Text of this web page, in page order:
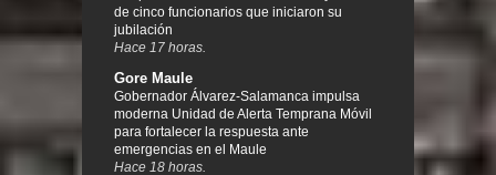
de cinco funcionarios que iniciaron su
jubilación
Hace 17 horas.
Gore Maule
Gobernador Álvarez-Salamanca impulsa
moderna Unidad de Alerta Temprana Móvil
para fortalecer la respuesta ante
emergencias en el Maule
Hace 18 horas.